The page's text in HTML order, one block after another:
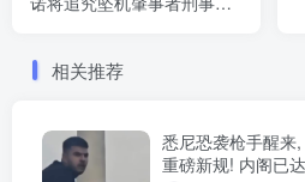
相关推荐
悉尼恐袭枪手醒来
重磅新规! 内阁已